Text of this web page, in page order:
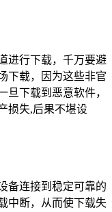
进行下载，千万要避
下载，因为这些非官
旦下载到恶意软件，
损失,后果不堪设
备连接到稳定可靠的
中断，从而使下载失